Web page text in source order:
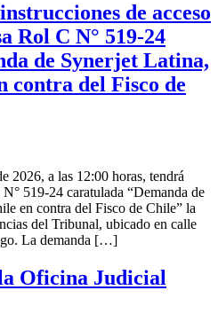
de acceso
Rol C N° 519-24
de Synerjet Latina,
contra del Fisco de
2026, a las 12:00 horas, tendrá
519-24 caratulada “Demanda de
en contra del Fisco de Chile” la
del Tribunal, ubicado en calle
La demanda […]
Oficina Judicial